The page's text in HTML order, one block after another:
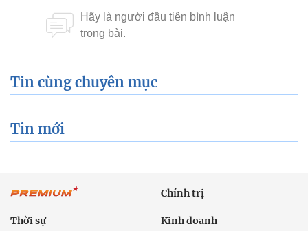
Tin cùng chuyên mục
Tin mới
Chính trị
Thời sự Kinh doanh